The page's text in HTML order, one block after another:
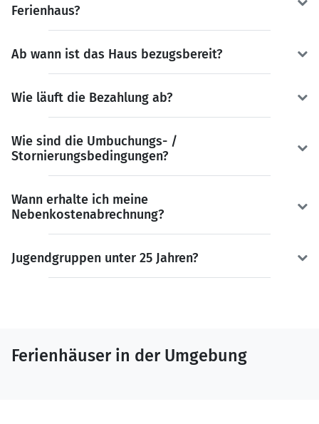
Ferienhaus?
Ab wann ist das Haus bezugsbereit?
Wie läuft die Bezahlung ab?
Wie sind die Umbuchungs- /
Stornierungsbedingungen?
Wann erhalte ich meine
Nebenkostenabrechnung?
Jugendgruppen unter 25 Jahren?
Ferienhäuser in der Umgebung